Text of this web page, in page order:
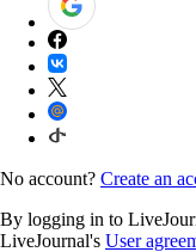
No account? Create an
By logging in to
LiveJournal's User